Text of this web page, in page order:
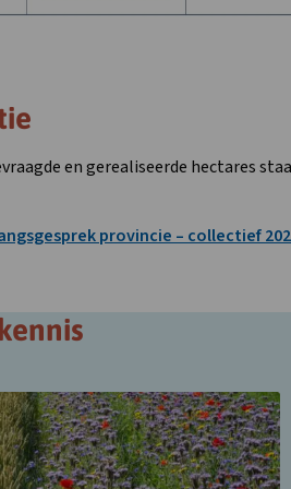
en gerealiseerde hectares
provincie – collectief